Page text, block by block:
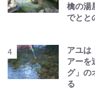
檎の湯
でとと
アユは
アーを
グ」の
る